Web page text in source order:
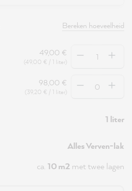
Bereken hoeveelheid
49,00 €
(49,00 € / 1 liter)
Hoeveelheid
98,00 €
(39,20 € / 1 liter)
Hoeveelheid
1 liter
Alles Verven-lak
ca. 10 m2 met twee lagen